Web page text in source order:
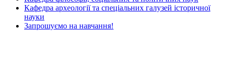
Кафедра археології та спеціальних галузей історичної
науки
Запрошуємо на навчання!